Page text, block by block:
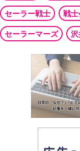
セーラー戦士 戦士
セーラーマーズ 沢